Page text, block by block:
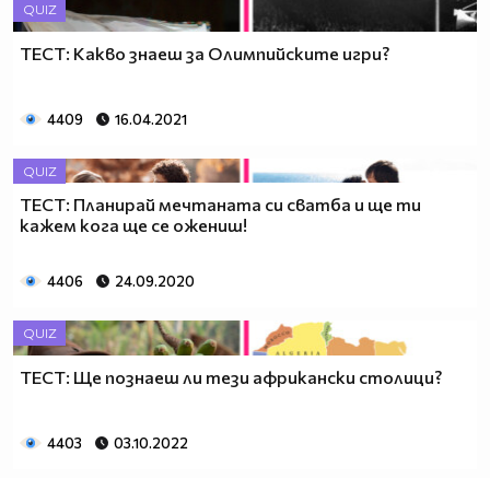
QUIZ
ТЕСТ: Какво знаеш за Олимпийските игри?
4409 16.04.2021
QUIZ
ТЕСТ: Планирай мечтаната си сватба и ще ти
кажем кога ще се ожениш!
4406 24.09.2020
QUIZ
ТЕСТ: Ще познаеш ли тези африкански столици?
4403 03.10.2022